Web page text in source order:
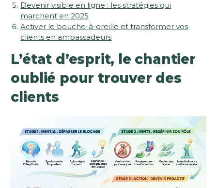
Devenir visible en ligne : les stratégies qui
marchent en 2025
Activer le bouche-à-oreille et transformer vos
clients en ambassadeurs
L’état d’esprit, le chantier
oublié pour trouver des
clients